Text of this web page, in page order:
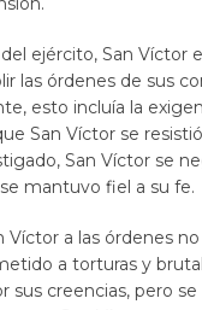
ejército, San Víctor
las órdenes de sus
esto incluía la
San Víctor se
San Víctor se
mantuvo fiel a su fe.
Víctor a las órdenes
a torturas y
sus creencias, pero